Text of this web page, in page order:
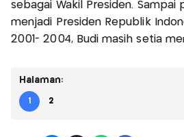
sebagai Wakil Presiden. Sampai
menjadi Presiden Republik
2001- 2004, Budi masih setia
Halaman:
1 2